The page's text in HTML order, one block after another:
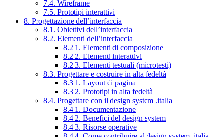
7.4. Wireframe
7.5. Prototipi interattivi
8. Progettazione dell’interfaccia
8.1. Obiettivi dell’interfaccia
8.2. Elementi dell’interfaccia
8.2.1. Elementi di composizione
8.2.2. Elementi interattivi
8.2.3. Elementi testuali (microtesti)
8.3. Progettare e costruire in alta fedeltà
8.3.1. Layout di pagina
8.3.2. Prototipi in alta fedeltà
8.4. Progettare con il design system .italia
8.4.1. Documentazione
8.4.2. Benefici del design system
8.4.3. Risorse operative